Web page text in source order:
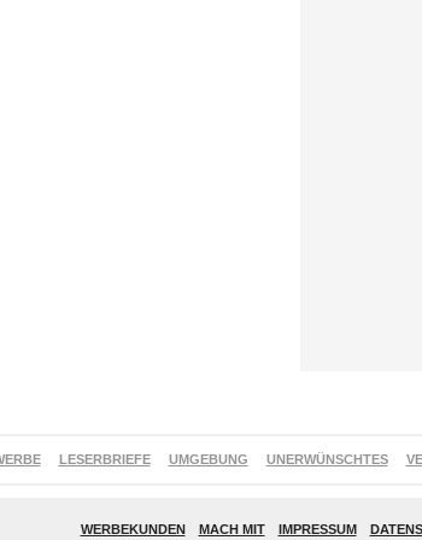
LESERBRIEFE UMGEBUNG UNERWÜNSCHTES
WERBEKUNDEN MACH MIT IMPRESSUM